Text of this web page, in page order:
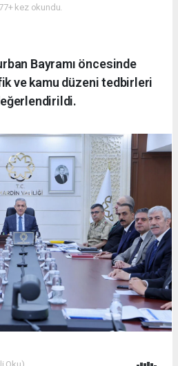
kez okundu.
Bayramı öncesinde
ve kamu düzeni tedbirleri